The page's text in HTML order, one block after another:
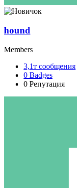
hound
Members
3,1т сообщения
0 Badges
0 Репутация